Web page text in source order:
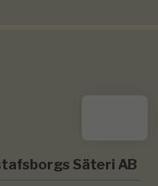
Säteri AB